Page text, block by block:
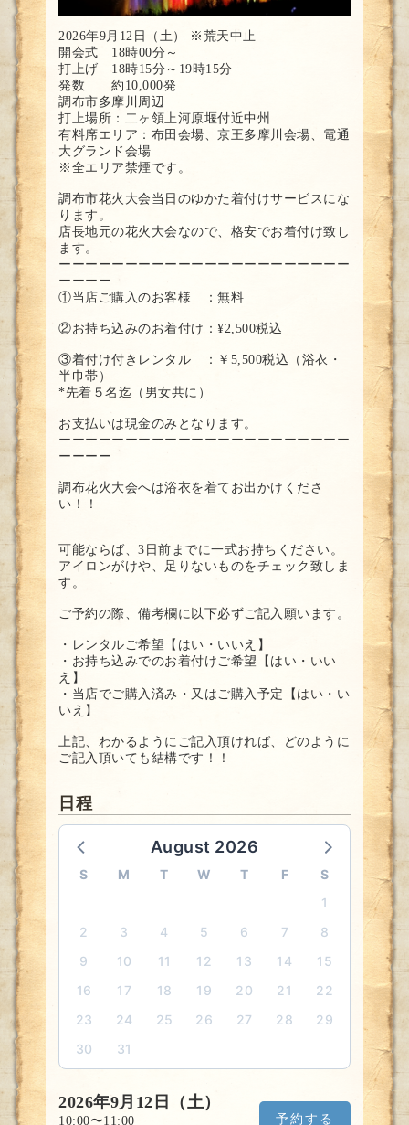
2026年9月12日（土） ※荒天中止
開会式 18時00分～
打上げ 18時15分～19時15分
発数 約10,000発
調布市多摩川周辺
打上場所：二ヶ領上河原堰付近中州
有料席エリア：布田会場、京王多摩川会場、電通
大グランド会場
※全エリア禁煙です。
調布市花火大会当日のゆかた着付けサービスにな
ります。
店長地元の花火大会なので、格安でお着付け致し
ます。
ーーーーーーーーーーーーーーーーーーーーーー
ーーーー
①当店ご購入のお客様 ：無料
②お持ち込みのお着付け：¥2,500税込
③着付け付きレンタル ：￥5,500税込（浴衣・
半巾帯）
*先着５名迄（男女共に）
お支払いは現金のみとなります。
ーーーーーーーーーーーーーーーーーーーーーー
ーーーー
調布花火大会へは浴衣を着てお出かけくださ
い！！
可能ならば、3日前までに一式お持ちください。
アイロンがけや、足りないものをチェック致しま
す。
ご予約の際、備考欄に以下必ずご記入願います。
・レンタルご希望【はい・いいえ】
・お持ち込みでのお着付けご希望【はい・いい
え】
・当店でご購入済み・又はご購入予定【はい・い
いえ】
上記、わかるようにご記入頂ければ、どのように
ご記入頂いても結構です！！
日程
August 2026
S M T W T F
S
1
2
3 4 5 6 7
8
9
10 11 12 13 14
15
16
17 18 19 20 21
22
23
24 25 26 27 28
29
30
31
2026年9月12日（土）
10:00〜11:00 予約する